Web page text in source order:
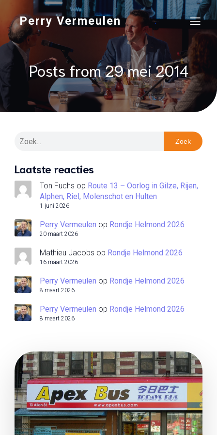
Perry Vermeulen
Posts from 29 mei 2014
Zoek
Laatste reacties
Ton Fuchs op Route 13 – Oorlog in Gilze, Rijen,
Alphen, Riel, Molenschot en Hulten
1 juni 2026
Perry Vermeulen op Rondje Helmond 2026
20 maart 2026
Mathieu Jacobs op Rondje Helmond 2026
16 maart 2026
Perry Vermeulen op Rondje Helmond 2026
8 maart 2026
Perry Vermeulen op Rondje Helmond 2026
8 maart 2026